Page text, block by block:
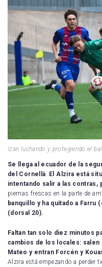
Izan luchando y protegiendo el
Se llega al ecuador de la
del Cornellà. El Alzira está
intentando salir a las contras,
piernas frescas en la parte de
banquillo y ha quitado a Farru
(dorsal 20).
Faltan tan solo diez minutos
cambios de los locales:
Mateo y entran Forcén y
Alzira está empezando a perder